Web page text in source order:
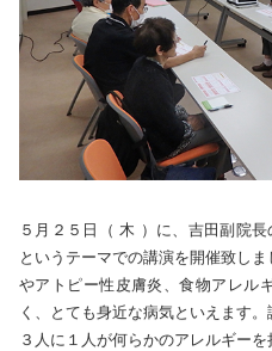
５月２５日（ 木 ）に、吉田副院
というテーマでの講演を開催致し
やアトピー性皮膚炎、食物アレル
く、とても身近な病気といえます
３人に１人が何らかのアレルギー